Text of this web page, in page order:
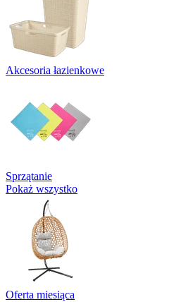
Akcesoria łazienkowe
Sprzątanie
Pokaż wszystko
Oferta miesiąca